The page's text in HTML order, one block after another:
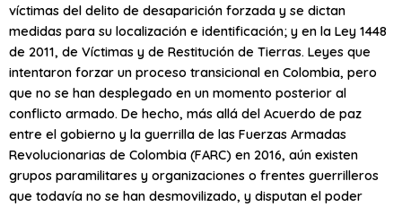
víctimas del delito de desaparición forzada y se dictan
medidas para su localización e identificación; y en la Ley 1448
de 2011, de Víctimas y de Restitución de Tierras. Leyes que
intentaron forzar un proceso transicional en Colombia, pero
que no se han desplegado en un momento posterior al
conflicto armado. De hecho, más allá del Acuerdo de paz
entre el gobierno y la guerrilla de las Fuerzas Armadas
Revolucionarias de Colombia (FARC) en 2016, aún existen
grupos paramilitares y organizaciones o frentes guerrilleros
que todavía no se han desmovilizado, y disputan el poder